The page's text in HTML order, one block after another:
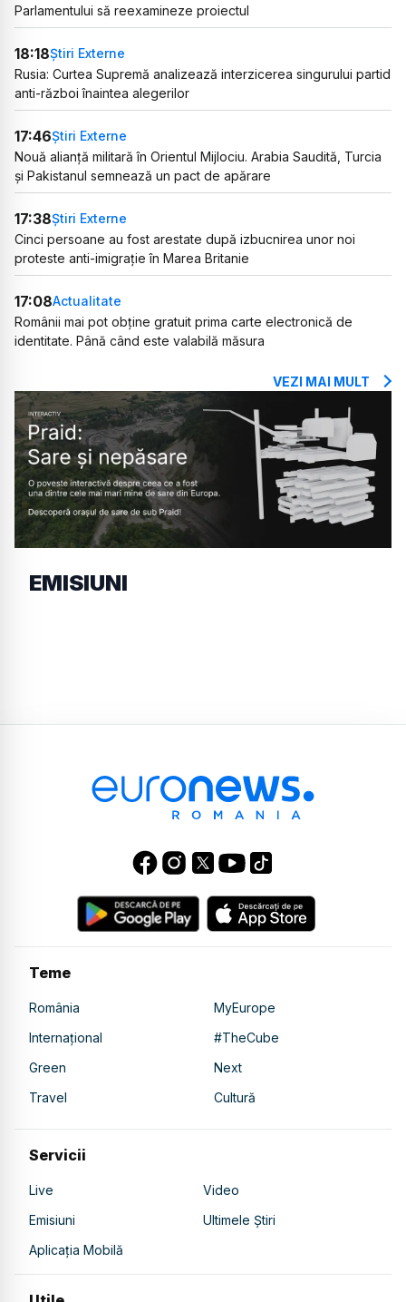
Parlamentului să reexamineze proiectul
18:18Știri Externe
Rusia: Curtea Supremă analizează interzicerea singurului partid
anti-război înaintea alegerilor
17:46Știri Externe
Nouă alianță militară în Orientul Mijlociu. Arabia Saudită, Turcia
și Pakistanul semnează un pact de apărare
17:38Știri Externe
Cinci persoane au fost arestate după izbucnirea unor noi
proteste anti-imigrație în Marea Britanie
17:08Actualitate
Românii mai pot obține gratuit prima carte electronică de
identitate. Până când este valabilă măsura
VEZI MAI MULT
EMISIUNI
Teme
România
MyEurope
Internațional
#TheCube
Green
Next
Travel
Cultură
Servicii
Live
Video
Emisiuni
Ultimele Știri
Aplicația Mobilă